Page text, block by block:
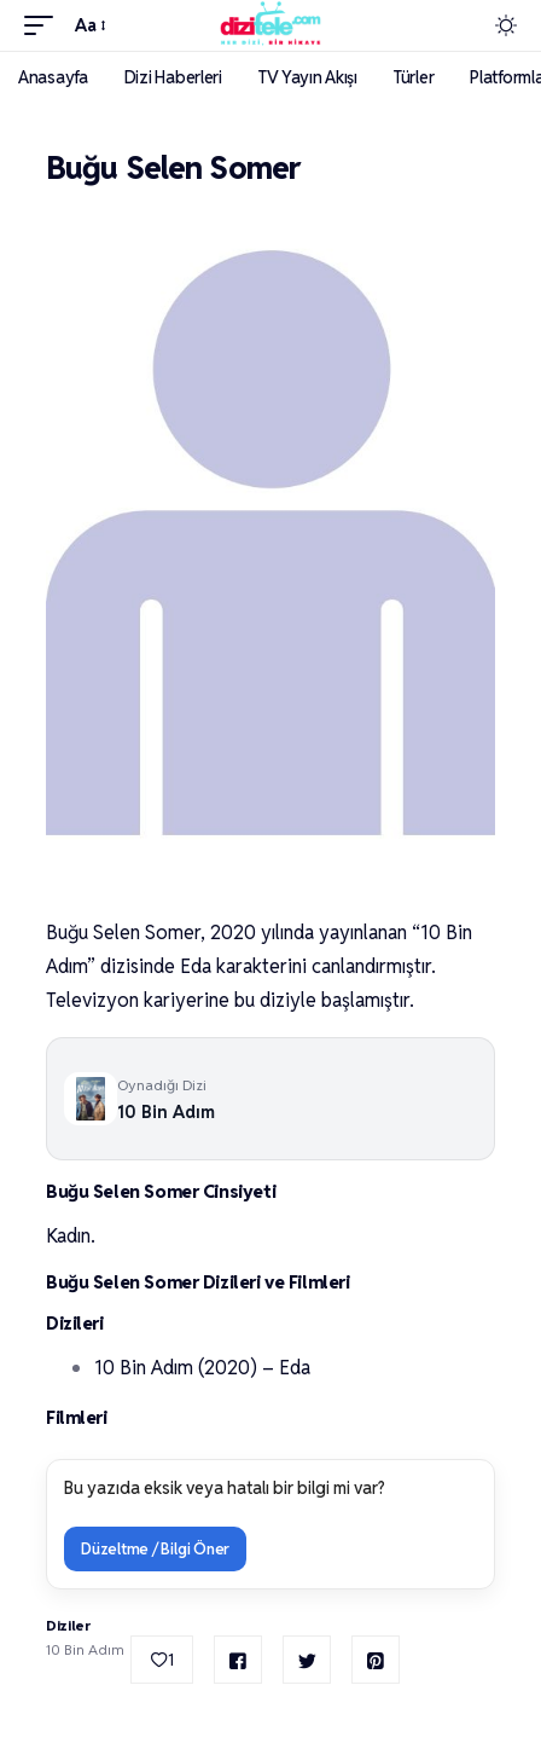
Aa
Anasayfa Dizi Haberleri TV Yayın Akışı Türler
Buğu Selen Somer
Buğu Selen Somer, 2020 yılında yayınlanan “10 Bin
Adım” dizisinde Eda karakterini canlandırmıştır.
Televizyon kariyerine bu diziyle başlamıştır.
Oynadığı Dizi
10 Bin Adım
Buğu Selen Somer Cinsiyeti
Kadın.
Buğu Selen Somer Dizileri ve Filmleri
Dizileri
10 Bin Adım (2020) – Eda
Filmleri
Bu yazıda eksik veya hatalı bir bilgi mi var?
Düzeltme / Bilgi Öner
Diziler
10 Bin Adım
1